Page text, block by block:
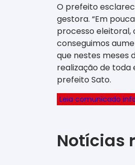
O prefeito
gestora. “Em
processo eleitoral,
conseguimos
que nestes meses
realização de toda
prefeito Sato.
Leia comunicado
Notícias